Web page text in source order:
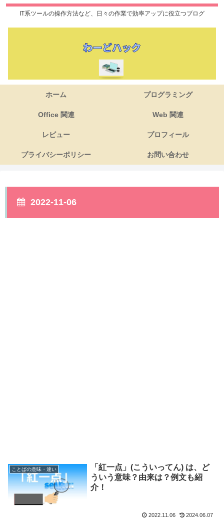
IT系ツールの操作方法など、日々の作業で効率アップに役立つブログ
ホーム プログラミング
Office 関連 Web 関連
レビュー プロフィール
プライバシーポリシー お問い合わせ
2022-11-06
ことばの意味・違い
「紅一点」(こういってん) は、ど
ういう意味？由来は？例文も紹
介！
2022.11.06 2024.06.07